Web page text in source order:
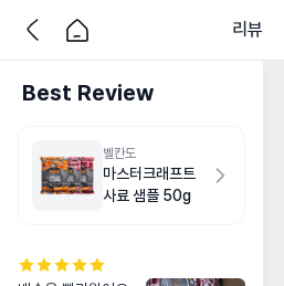
리뷰
Best Review
벨칸도
마스터크래프트
사료 샘플 50g